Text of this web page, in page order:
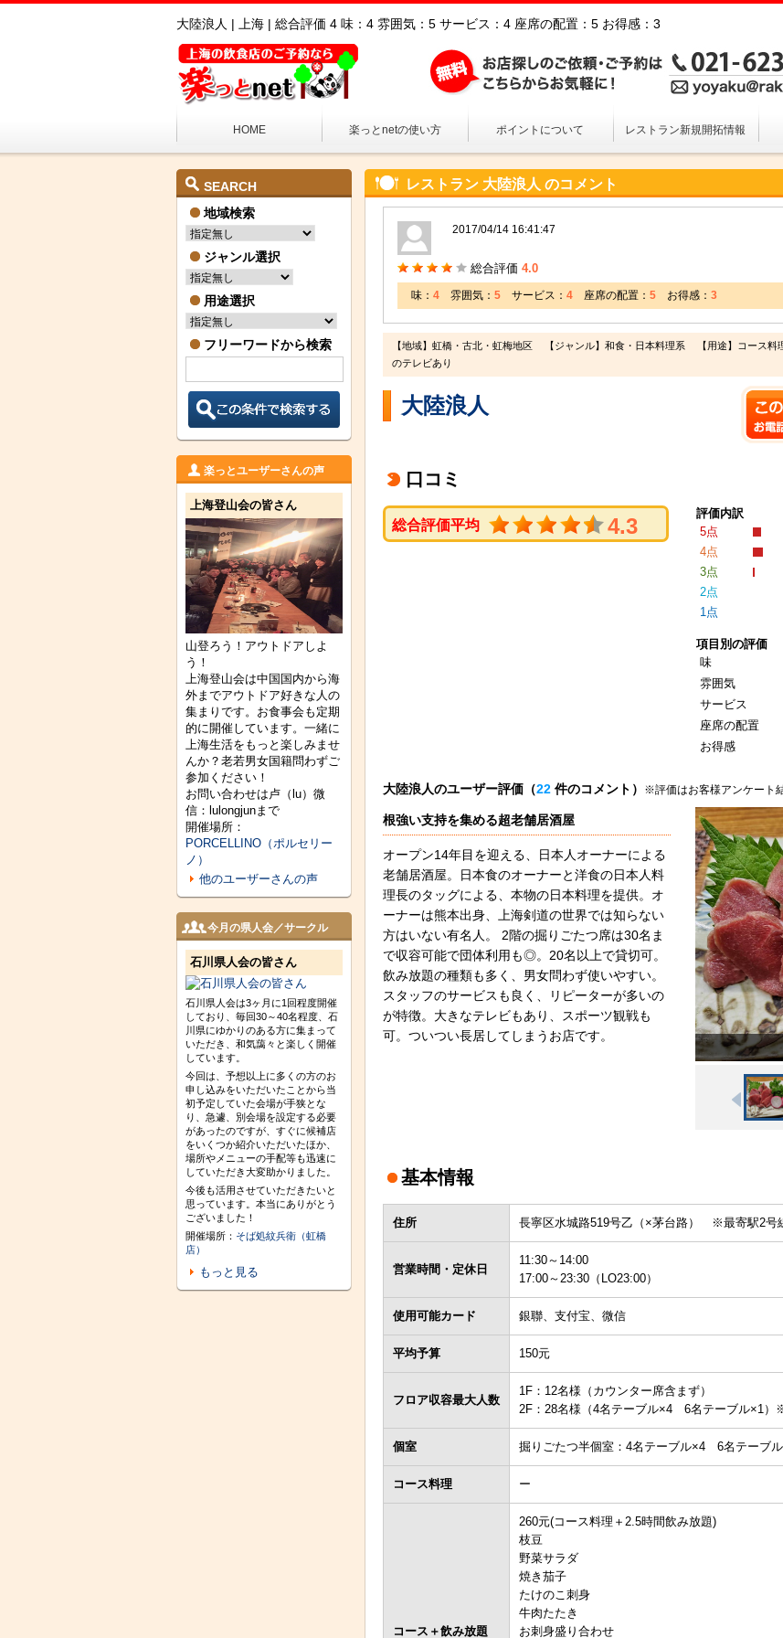
大陸浪人 | 上海 | 総合評価 4 味：4 雰囲気：5 サービス：4 座席の配置：5 お得感：3
HOME 楽っとnetの使い方 ポイントについて レストラン新規開拓情報
SEARCH
地域検索
ジャンル選択
用途選択
フリーワードから検索
楽っとユーザーさんの声
上海登山会の皆さん
山登ろう！アウトドアしよ
う！
上海登山会は中国国内から海
外までアウトドア好きな人の
集まりです。お食事会も定期
的に開催しています。一緒に
上海生活をもっと楽しみませ
んか？老若男女国籍問わずご
参加ください！
お問い合わせは卢（lu）微
信：lulongjunまで
開催場所：
PORCELLINO（ポルセリー
ノ）
他のユーザーさんの声
今月の県人会／サークル
石川県人会の皆さん
石川県人会は3ヶ月に1回程度開催
しており、毎回30～40名程度、石
川県にゆかりのある方に集まって
いただき、和気藹々と楽しく開催
しています。
今回は、予想以上に多くの方のお
申し込みをいただいたことから当
初予定していた会場が手狭とな
り、急遽、別会場を設定する必要
があったのですが、すぐに候補店
をいくつか紹介いただいたほか、
場所やメニューの手配等も迅速に
していただき大変助かりました。
今後も活用させていただきたいと
思っています。本当にありがとう
ございました！
開催場所： そば処紋兵衛（虹橋
店）
もっと見る
レストラン 大陸浪人 のコメント
2017/04/14 16:41:47
総合評価 4.0
味： 4 雰囲気： 5 サービス： 4 座席の配置： 5 お得感： 3
【地域】虹橋・古北・虹梅地区 【ジャンル】和食・日本料理系
【用途】コース
のテレビあり
大陸浪人
口コミ
総合評価平均 4.3
評価内訳
5点
4点
3点
2点
1点
項目別の評価
味
雰囲気
サービス
座席の配置
お得感
大陸浪人のユーザー評価（22 件のコメント） ※評価はお客様アンケート
根強い支持を集める超老舗居酒屋
オープン14年目を迎える、日本人オーナーによる
老舗居酒屋。日本食のオーナーと洋食の日本人料
理長のタッグによる、本物の日本料理を提供。オ
ーナーは熊本出身、上海剣道の世界では知らない
方はいない有名人。 2階の掘りごたつ席は30名ま
で収容可能で団体利用も◎。20名以上で貸切可。
飲み放題の種類も多く、男女問わず使いやすい。
スタッフのサービスも良く、リピーターが多いの
が特徴。大きなテレビもあり、スポーツ観戦も
可。ついつい長居してしまうお店です。
基本情報
住所 長寧区水城路519号乙（×茅台路） ※最寄駅2号
営業時間・定休日
11:30～14:00
17:00～23:30（LO23:00）
使用可能カード 銀聯、支付宝、微信
平均予算 150元
フロア収容最大人数
1F：12名様（カウンター席含まず）
2F：28名様（4名テーブル×4 6名テーブル×1）
個室 掘りごたつ半個室：4名テーブル×4 6名テーブ
コース料理 ー
コース＋飲み放題
260元(コース料理＋2.5時間飲み放題)
枝豆
野菜サラダ
焼き茄子
たけのこ刺身
牛肉たたき
お刺身盛り合わせ